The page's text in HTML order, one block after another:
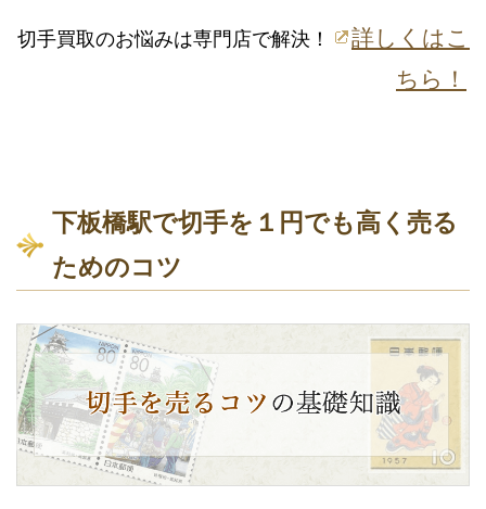
切手買取のお悩みは専門店で解決！
詳しくはこ
ちら！
下板橋駅で切手を１円でも高く売る
ためのコツ